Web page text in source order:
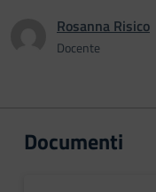
Rosanna Risico
Docente
Documenti